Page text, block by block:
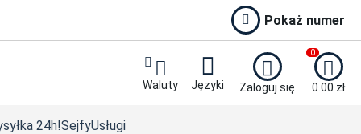
Pokaż numer
Waluty Języki Zaloguj się
0
0.00 zł
24h!SejfyUsługi